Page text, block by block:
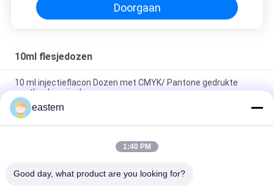
Doorgaan
10ml flesjedozen
10 ml injectieflacon Dozen met CMYK/ Pantone gedrukte
apotheekpapierdoos
Aanpasbare 10 ml flacon dozen Papier Glanzend Afwerking
Voor Sterode Decavials Verpakking
300 g Papierverpakking Farmaceutische glazen flacons Doos
eastern
1:40 PM
Good day, what product are you looking for?